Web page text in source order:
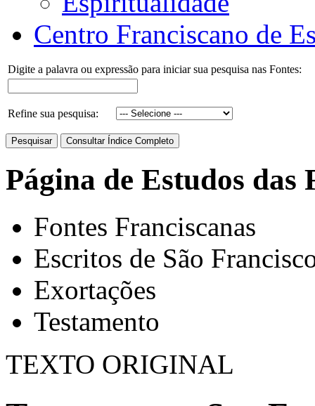
Centro Franciscano de
Digite a palavra ou expressão para iniciar sua pesquisa nas Fontes:
Refine sua pesquisa:
Página de Estudos das
Fontes Franciscanas
Escritos de São
Exortações
Testamento
TEXTO ORIGINAL